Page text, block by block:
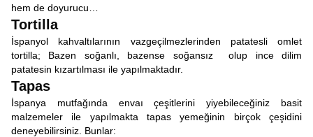
hem de doyurucu…
Tortilla
İspanyol kahvaltılarının vazgeçilmezlerinden patatesli omlet
tortilla; Bazen soğanlı, bazense soğansız olup ince dilim
patatesin kızartılması ile yapılmaktadır.
Tapas
İspanya mutfağında envaı çeşitlerini yiyebileceğiniz basit
malzemeler ile yapılmakta tapas yemeğinin birçok çeşidini
deneyebilirsiniz. Bunlar: